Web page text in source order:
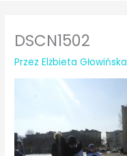
DSCN1502
PrzezElżbieta Głowińska